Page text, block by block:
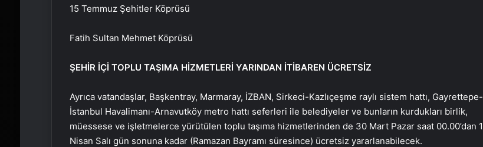
15 Temmuz Şehitler Köprüsü
Fatih Sultan Mehmet Köprüsü
ŞEHİR İÇİ TOPLU TAŞIMA HİZMETLERİ YARINDAN İTİBAREN ÜCRETSİZ
Ayrıca vatandaşlar, Başkentray, Marmaray, İZBAN, Sirkeci-Kazlıçeşme raylı sistem hattı, Gayrettepe-
İstanbul Havalimanı-Arnavutköy metro hattı seferleri ile belediyeler ve bunların kurdukları birlik,
müessese ve işletmelerce yürütülen toplu taşıma hizmetlerinden de 30 Mart Pazar saat 00.00’dan 1
Nisan Salı gün sonuna kadar (Ramazan Bayramı süresince) ücretsiz yararlanabilecek.